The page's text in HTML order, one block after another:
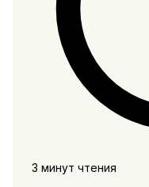
3 минут чтения